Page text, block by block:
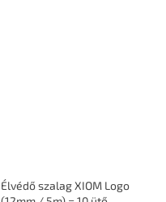
Élvédő szalag XIOM Logo